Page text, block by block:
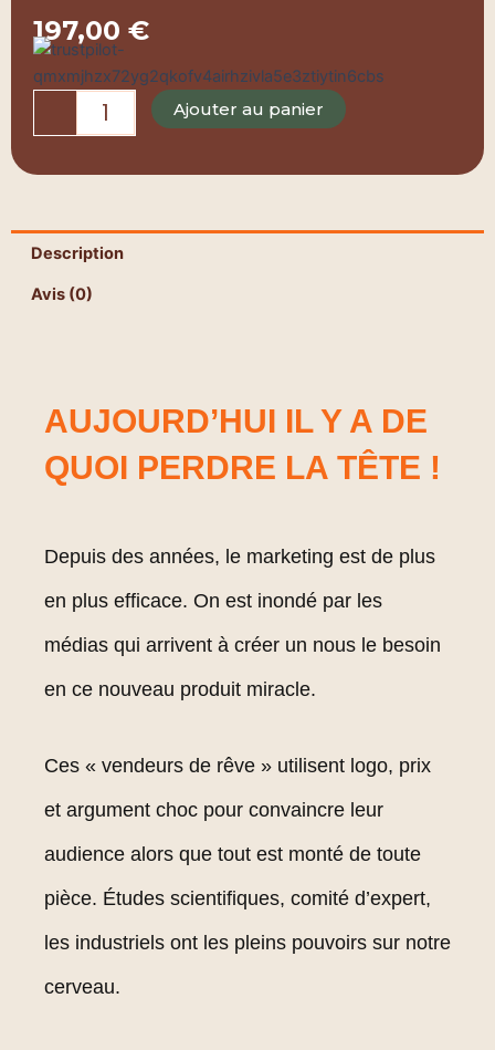
197,00 €
Nourriture
Ajouter au panier
Description
Avis (0)
AUJOURD’HUI IL Y A DE
QUOI PERDRE LA TÊTE !
Depuis des années, le marketing est de plus
en plus efficace. On est inondé par les
médias qui arrivent à créer un nous le besoin
en ce nouveau produit miracle.
Ces « vendeurs de rêve » utilisent logo, prix
et argument choc pour convaincre leur
audience alors que tout est monté de toute
pièce. Études scientifiques, comité d’expert,
les industriels ont les pleins pouvoirs sur notre
cerveau.